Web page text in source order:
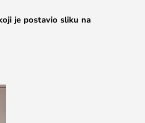
je postavio sliku na